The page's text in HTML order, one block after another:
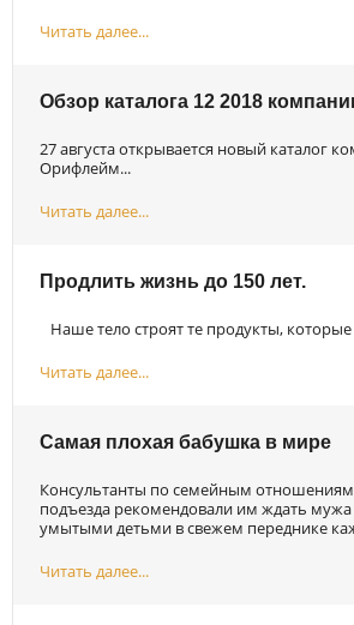
Читать далее...
Обзор каталога 12 2018
27 августа открывается новый каталог
Орифлейм...
Читать далее...
Продлить жизнь до 150 лет.
Наше тело строят те продукты,
Читать далее...
Самая плохая бабушка в мире
Консультанты по семейным отношениям
подъезда рекомендовали им ждать
умытыми детьми в свежем переднике
Читать далее...